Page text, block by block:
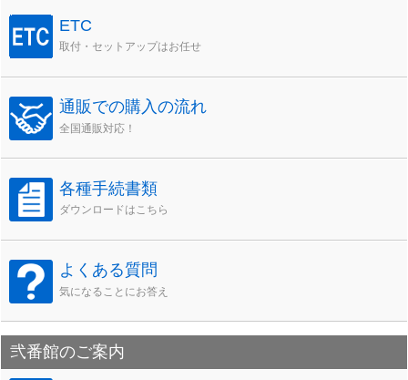
ETC
取付・セットアップはお任せ
通販での購入の流れ
全国通販対応！
各種手続書類
ダウンロードはこちら
よくある質問
気になることにお答え
弐番館のご案内